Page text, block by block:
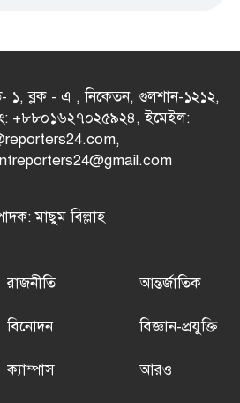
১, ব্লক - এ , নিকেতন, গুলশান-১২১২,
+৮৮০১৬২৭০২৫৯২৪, ইমেইল:
মাছুম বিল্লাহ
রাজনীতি আন্তর্জাতিক
বিনোদন বিজ্ঞান-প্রযুক্তি
ক্যাম্পাস আরও